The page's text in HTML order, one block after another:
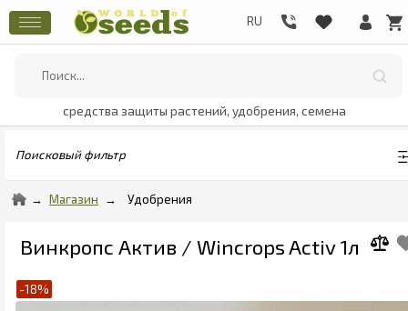
средства защиты растений, удобрения, семена
Поисковый фильтр
Магазин Удобрения
Винкропс Актив / Wincrops Activ 1л
-18%